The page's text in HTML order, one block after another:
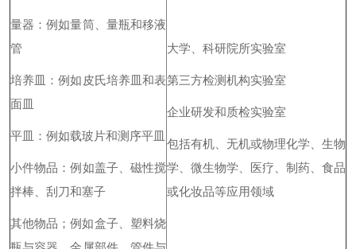
量器：例如量筒、量瓶和移液
管
培养皿：例如皮氏培养皿和表
面皿
平皿：例如载玻片和测序平皿
小件物品：例如盖子、磁性搅
拌棒、刮刀和塞子
其他物品；例如盒子、塑料烧
大学、科研院所实验室
第三方检测机构实验室
企业研发和质检实验室
包括有机、无机或物理化学、生物
学、微生物学、医疗、制药、食品
或化妆品等应用领域